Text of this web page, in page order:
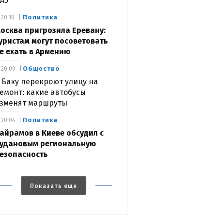
Политика
пригрозила Еревану:
могут посоветовать
ехать в Армению
20:16
Общество
Баку перекроют улицу на
какие автобусы
маршруты
20:09
Политика
в Киеве обсудил с
региональную
20:04
Показать еще